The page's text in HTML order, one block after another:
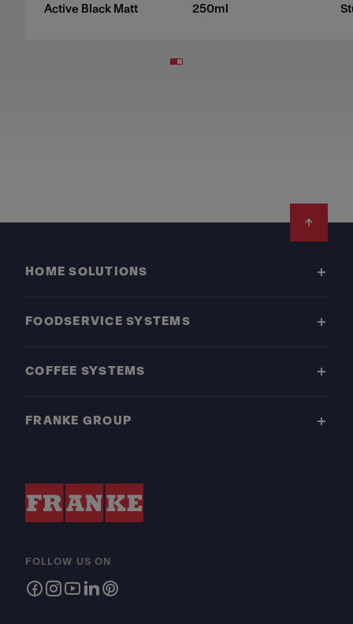
Active Black Matt
250ml
HOME SOLUTIONS
FOODSERVICE SYSTEMS
COFFEE SYSTEMS
FRANKE GROUP
FOLLOW US ON